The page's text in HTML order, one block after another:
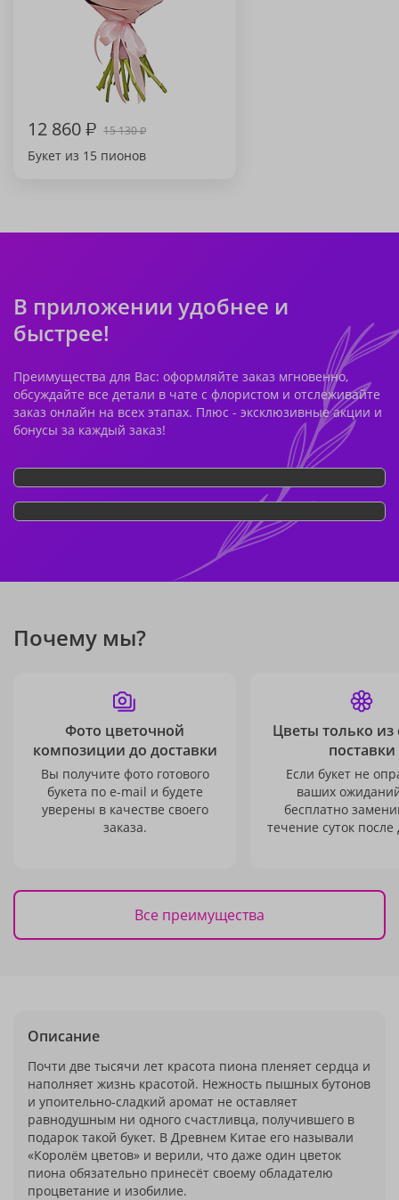
12 860₽ 15 130₽
Букет из 15 пионов
В приложении удобнее и
быстрее!
Преимущества для Вас: оформляйте заказ мгновенно,
обсуждайте все детали в чате с флористом и отслеживайте
заказ онлайн на всех этапах. Плюс - эксклюзивные акции и
бонусы за каждый заказ!
Почему мы?
Фото цветочной
композиции до доставки
Вы получите фото готового
букета по e-mail и будете
уверены в качестве своего
заказа.
Цветы только из
поставки
Если букет не
ваших
бесплатно
течение суток после
Все преимущества
Описание
Почти две тысячи лет красота пиона пленяет сердца и
наполняет жизнь красотой. Нежность пышных бутонов
и упоительно-сладкий аромат не оставляет
равнодушным ни одного счастливца, получившего в
подарок такой букет. В Древнем Китае его называли
«Королём цветов» и верили, что даже один цветок
пиона обязательно принесёт своему обладателю
процветание и изобилие.